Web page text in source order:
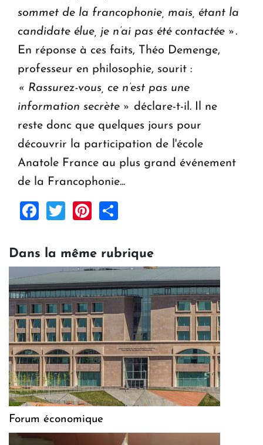
sommet de la francophonie, mais, étant la
candidate élue, je n’ai pas été contactée ».
En réponse à ces faits, Théo Demenge,
professeur en philosophie, sourit :
« Rassurez-vous, ce n’est pas une
information secrète » déclare-t-il. Il ne
reste donc que quelques jours pour
découvrir la participation de l'école
Anatole France au plus grand événement
de la Francophonie...
Facebook
TwitterPinterest
Dans la même rubrique
Forum économique